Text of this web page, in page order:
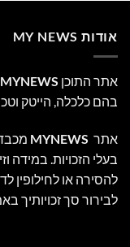
אודות MY NEWS
אתר התוכן MYNEWS
בהם כלכלה, הייטק
אתר MYNEWS
בעלי הזכויות. במידה
להסירה או לחילופין
לבירור סך זכויותיך